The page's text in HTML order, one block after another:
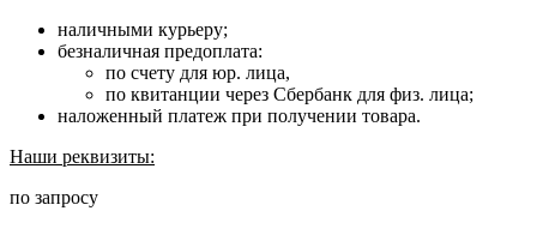
наличными курьеру;
безналичная предоплата:
по счету для юр. лица,
по квитанции через Сбербанк для физ. лица;
наложенный платеж при получении товара.
Наши реквизиты:
по запросу